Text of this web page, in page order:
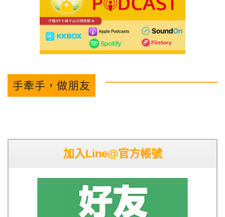
手牽手，做朋友
加入Line@官方帳號